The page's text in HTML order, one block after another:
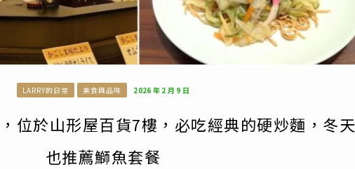
LARRY的日常 美食與品味 2026 年 2 月 9 日
位於山形屋百貨7樓，必吃經典的硬炒麵，冬天
也推薦鰤魚套餐